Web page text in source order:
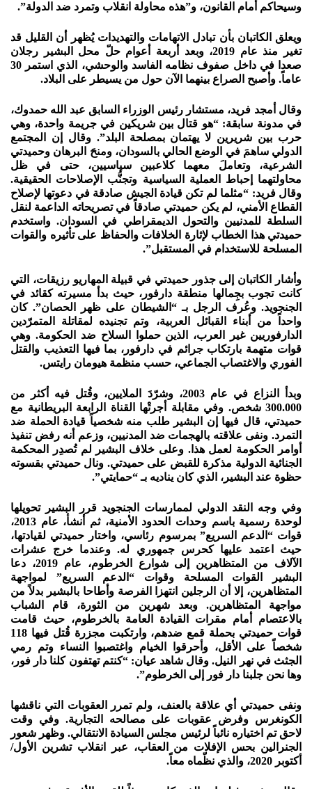
وسيحاكم أمام القانون، و”هذه محاولة انقلاب وتمرد ضد الدولة”.
ويعلق الكاتبان بأن تبادل الاتهامات والتهديدات يُظهر أن القليل قد
تغير منذ عام 2019، وبعد أربعة أعوام حلّ محل البشير رجلان
صعدا في داخل صفوف نظامه الفاسد والوحشي، الذي استمر 30
عاماً. وأصبح الصراع بينهما الآن حول من يسيطر على البلاد.
وقال أمجد فريد، مستشار رئيس الوزراء السابق عبد الله حمدوك،
في مدونة سابقة: “هو قتال بين شريكين في جريمة واحدة، وهي
حرب بين شريرين لا يهتمان بمصلحة البلد”. وقال إن المجتمع
الدولي ساهمَ في الوضع الحالي بالسودان، ومنحَ البرهان وحميدتي
الشرعية، وتعاملَ معهما كلاعبين سياسيين، حتى في ظل
محاولتهما إحباط العملية السياسية وتجنُّب الإصلاحات الحقيقية.
وقال فريد: “مثلما لم تكن قيادة الجيش صادقة في دعوتها لإصلاح
القطاع الأمني، لم يكن حميدتي صادقاً في تصريحاته الداعمة لنقل
السلطة للمدنيين والتحول الديمقراطي في السودان. واستخدم
حميدتي هذا الخطاب لإثارة الخلافات والحفاظ على تأثيره والقوات
المسلحة للاستخدام في المستقبل”.
وأشار الكاتبان إلى جذور حميدتي في قبيلة المهاريو رزيقات، التي
كانت تجوب بجِمالها منطقة دارفور، حيث بدأ مسيرته كقائد في
الجنجويد. وعُرف الرجل بـ “الشيطان على ظهر الحصان”. كان
واحداً من أبناء القبائل العربية، وتم تجنيده لمقاتلة المتمرّدين
الدارفوريين غير العرب، الذين حملوا السلاح ضد الحكومة. وهي
قوات متهمة بارتكاب جرائم في دارفور، بما فيها التعذيب والقتل
الفوري والاغتصاب الجماعي، حسب منظمة هيومان رايتس.
وبدأ النزاع في عام 2003، وشرّدَ الملايين، وقُتل فيه أكثر من
300.000 شخص. وفي مقابلة أجرتْها القناة الرابعة البريطانية مع
حميدتي، قال فيها إن البشير طلب منه شخصياً قيادة الحملة ضد
التمرد. ونفى علاقته بالهجمات ضد المدنيين، وزعم أنه رفض تنفيذ
أوامر الحكومة لعمل هذا. وعلى خلاف البشير لم تُصدِر المحكمة
الجنائية الدولية مذكرة للقبض على حميدتي. ونال حميدتي بقسوته
حظوة عند البشير، الذي كان يناديه بـ “حمايتي”.
وفي وجه النقد الدولي لممارسات الجنجويد قرر البشير تحويلها
لوحدة رسمية باسم وحدات الحدود الأمنية، ثم أنشأ، عام 2013،
قوات “الدعم السريع” بمرسوم رئاسي، واختار حميدتي لقيادتها،
حيث اعتمد عليها كحرس جمهوري له. وعندما خرج عشرات
الآلاف من المتظاهرين إلى شوارع الخرطوم، عام 2019، دعا
البشير القوات المسلحة وقوات “الدعم السريع” لمواجهة
المتظاهرين، إلا أن الرجلين انتهزا الفرصة وأطاحا بالبشير بدلاً من
مواجهة المتظاهرين. وبعد شهرين من الثورة، قام الشباب
بالاعتصام أمام مقرات القيادة العامة بالخرطوم، حيث قامت
قوات حميدتي بحملة قمع ضدهم، وارتكبت مجزرة قُتل فيها 118
شخصاً على الأقل، وأحرقوا الخيام واغتصبوا النساء وتم رمي
الجثث في نهر النيل. وقال شاهد عيان: “كنتم تهتفون كلنا دار فور،
وها نحن جلبنا دار فور إلى الخرطوم”.
ونفى حميدتي أي علاقة بالعنف، ولم تمرر العقوبات التي ناقشها
الكونغرس وفرض عقوبات على مصالحه التجارية. وفي وقت
لاحق تم اختياره نائباً لرئيس مجلس السيادة الانتقالي. وظهر شعور
الجنرالين بحس الإفلات من العقاب، عبر انقلاب تشرين الأول/
أكتوبر 2020، والذي نظّماه معاً.